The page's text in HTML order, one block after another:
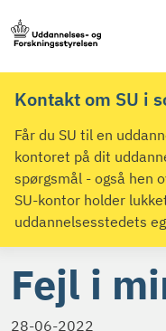
Kontakt om SU i
Får du SU til en
kontoret på dit
spørgsmål - også hen
SU-kontor holder
uddannelsesstedets
Fejl i
28-06-2022